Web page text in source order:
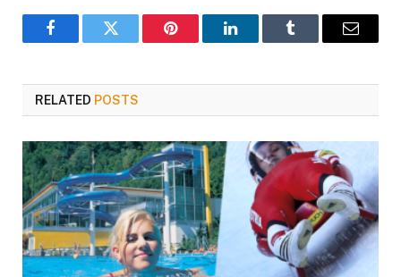
FacebookTwitter Pinterest LinkedInTumblr Email
RELATED POSTS